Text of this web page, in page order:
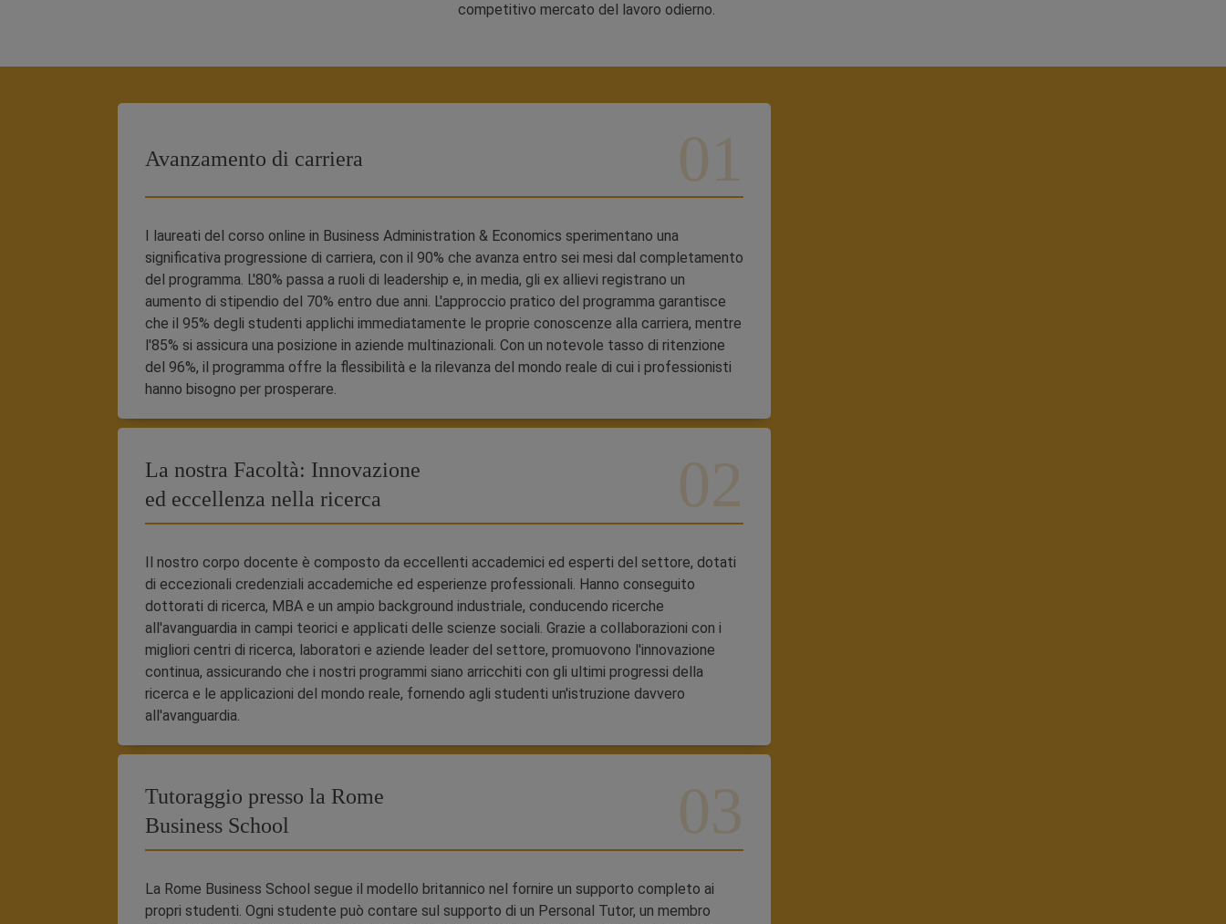
competitivo mercato del lavoro odierno.
Avanzamento di carriera
I laureati del corso online in Business Administration & Economics sperimentano una
significativa progressione di carriera, con il 90% che avanza entro sei mesi dal completamento
del programma. L'80% passa a ruoli di leadership e, in media, gli ex allievi registrano un
aumento di stipendio del 70% entro due anni. L'approccio pratico del programma garantisce
che il 95% degli studenti applichi immediatamente le proprie conoscenze alla carriera, mentre
l'85% si assicura una posizione in aziende multinazionali. Con un notevole tasso di ritenzione
del 96%, il programma offre la flessibilità e la rilevanza del mondo reale di cui i professionisti
hanno bisogno per prosperare.
La nostra Facoltà: Innovazione
ed eccellenza nella ricerca
Il nostro corpo docente è composto da eccellenti accademici ed esperti del settore, dotati
di eccezionali credenziali accademiche ed esperienze professionali. Hanno conseguito
dottorati di ricerca, MBA e un ampio background industriale, conducendo ricerche
all'avanguardia in campi teorici e applicati delle scienze sociali. Grazie a collaborazioni con i
migliori centri di ricerca, laboratori e aziende leader del settore, promuovono l'innovazione
continua, assicurando che i nostri programmi siano arricchiti con gli ultimi progressi della
ricerca e le applicazioni del mondo reale, fornendo agli studenti un'istruzione davvero
all'avanguardia.
Tutoraggio presso la Rome
Business School
La Rome Business School segue il modello britannico nel fornire un supporto completo ai
propri studenti. Ogni studente può contare sul supporto di un Personal Tutor, un membro